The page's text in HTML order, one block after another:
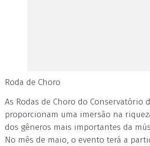
Roda de Choro
As Rodas de Choro do Conservatório
proporcionam uma imersão na
dos gêneros mais importantes da
No mês de maio, o evento terá a